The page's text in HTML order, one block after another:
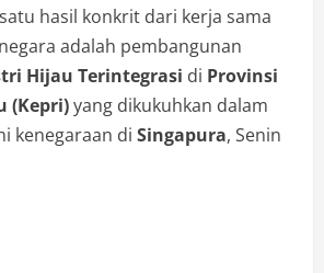
hasil konkrit dari kerja sama
adalah pembangunan
Hijau Terintegrasi di Provinsi
(Kepri)yang dikukuhkan dalam
kenegaraan di Singapura, Senin